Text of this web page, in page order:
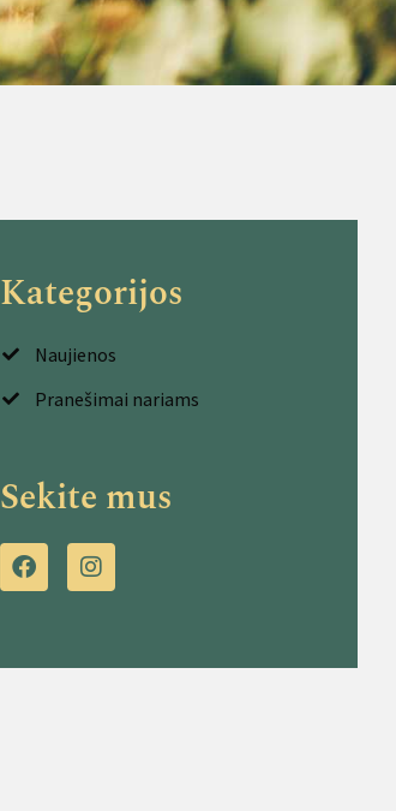
Kategorijos
Naujienos
Pranešimai nariams
Sekite mus